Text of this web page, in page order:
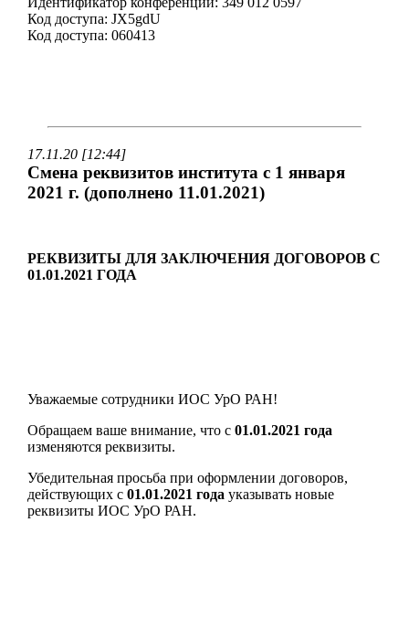
Код доступа: JX5gdU
Код доступа: 060413
17.11.20 [12:44]
Смена реквизитов института с 1 января
2021 г. (дополнено 11.01.2021)
РЕКВИЗИТЫ ДЛЯ ЗАКЛЮЧЕНИЯ ДОГОВОРОВ С
01.01.2021 ГОДА
Уважаемые сотрудники ИОС УрО РАН!
Обращаем ваше внимание, что с 01.01.2021 года
изменяются реквизиты.
Убедительная просьба при оформлении договоров,
действующих с 01.01.2021 года указывать новые
реквизиты ИОС УрО РАН.